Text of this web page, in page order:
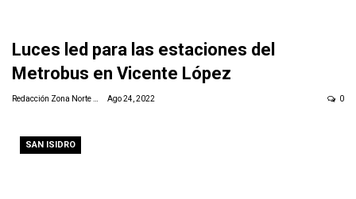
Luces led para las estaciones del
Metrobus en Vicente López
Ago 24, 2022 0
SAN ISIDRO